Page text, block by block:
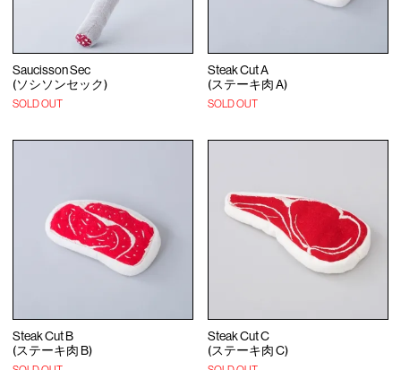
Saucisson Sec
(ソシソンセック)
SOLD OUT
Steak Cut A
(ステーキ肉 A)
SOLD OUT
Steak Cut B
(ステーキ肉 B)
Steak Cut C
(ステーキ肉 C)